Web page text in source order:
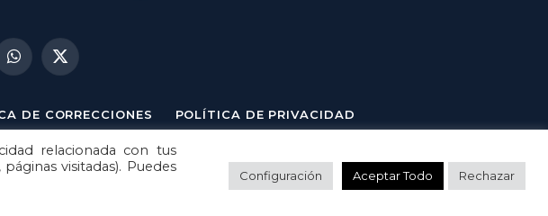
WhatsApp
X
(Twitter)
DE CORRECCIONES POLÍTICA DE PRIVACIDAD
reservados.
relacionada con tus
visitadas). Puedes
Configuración Aceptar Todo Rechazar